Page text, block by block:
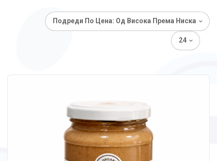
Подреди По Цена: Од Висока Према Ниска
24